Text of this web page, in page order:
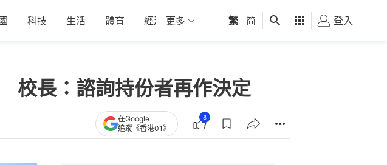
科技 生活 體育 經濟 01深圳 觀點 健康 好食玩飛
更多 繁 简 登入
校長：諮詢持份者再作決定
在Google
追蹤《香港01》
8